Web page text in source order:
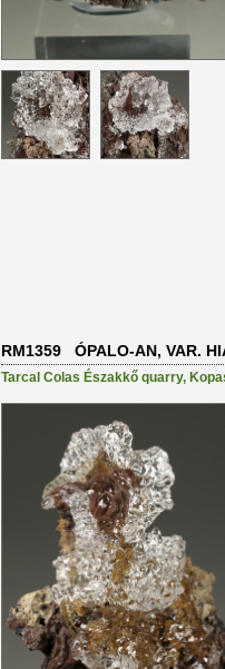
RM1359 ÓPALO-AN, VAR.
Tarcal Colas Északkő quarry,